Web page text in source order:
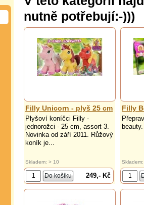
nutně potřebují:-)))
Filly Unicorn - plyš 25 cm
Plyšoví koníčci Filly -
jednorožci - 25 cm, assort 3.
Novinka od září 2011. Růžový
koník je...
Skladem: > 10
249,- Kč
Filly